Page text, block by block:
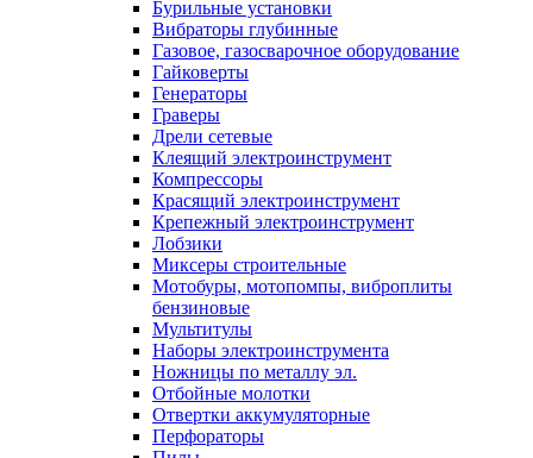
Бурильные установки
Вибраторы глубинные
Газовое, газосварочное оборудование
Гайковерты
Генераторы
Граверы
Дрели сетевые
Клеящий электроинструмент
Компрессоры
Красящий электроинструмент
Крепежный электроинструмент
Лобзики
Миксеры строительные
Мотобуры, мотопомпы, виброплиты
бензиновые
Мультитулы
Наборы электроинструмента
Ножницы по металлу эл.
Отбойные молотки
Отвертки аккумуляторные
Перфораторы